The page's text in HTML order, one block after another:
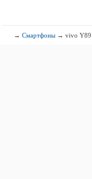
→Смартфоны → vivo Y89